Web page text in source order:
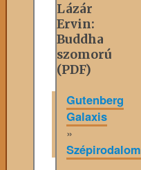
Lázár
Ervin:
Buddha
szomorú
(PDF)
Gutenberg
Galaxis
»
Szépirodalom